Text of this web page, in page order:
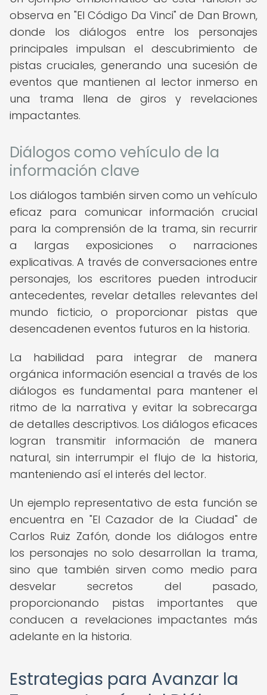
observa en "El Código Da Vinci" de Dan Brown,
donde los diálogos entre los personajes
principales impulsan el descubrimiento de
pistas cruciales, generando una sucesión de
eventos que mantienen al lector inmerso en
una trama llena de giros y revelaciones
impactantes.
Diálogos como vehículo de la
información clave
Los diálogos también sirven como un vehículo
eficaz para comunicar información crucial
para la comprensión de la trama, sin recurrir
a largas exposiciones o narraciones
explicativas. A través de conversaciones entre
personajes, los escritores pueden introducir
antecedentes, revelar detalles relevantes del
mundo ficticio, o proporcionar pistas que
desencadenen eventos futuros en la historia.
La habilidad para integrar de manera
orgánica información esencial a través de los
diálogos es fundamental para mantener el
ritmo de la narrativa y evitar la sobrecarga
de detalles descriptivos. Los diálogos eficaces
logran transmitir información de manera
natural, sin interrumpir el flujo de la historia,
manteniendo así el interés del lector.
Un ejemplo representativo de esta función se
encuentra en "El Cazador de la Ciudad" de
Carlos Ruiz Zafón, donde los diálogos entre
los personajes no solo desarrollan la trama,
sino que también sirven como medio para
desvelar secretos del pasado,
proporcionando pistas importantes que
conducen a revelaciones impactantes más
adelante en la historia.
Estrategias para Avanzar la